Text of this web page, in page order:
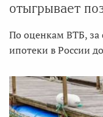
отыгрывает
По оценкам ВТБ, за
ипотеки в России